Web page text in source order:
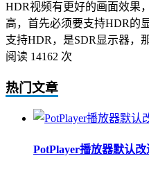
HDR视频有更好的画面效果
高，首先必须要支持HDR的
支持HDR，是SDR显示器，
阅读 14162 次
热门文章
PotPlayer播放器默认